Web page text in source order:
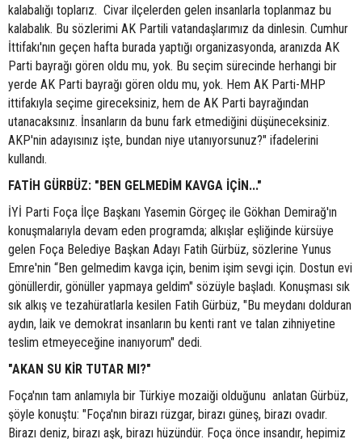
kalabalığı toplarız. Civar ilçelerden gelen insanlarla toplanmaz bu
kalabalık. Bu sözlerimi AK Partili vatandaşlarımız da dinlesin. Cumhur
İttifakı'nın geçen hafta burada yaptığı organizasyonda, aranızda AK
Parti bayrağı gören oldu mu, yok. Bu seçim sürecinde herhangi bir
yerde AK Parti bayrağı gören oldu mu, yok. Hem AK Parti-MHP
ittifakıyla seçime gireceksiniz, hem de AK Parti bayrağından
utanacaksınız. İnsanların da bunu fark etmediğini düşüneceksiniz.
AKP'nin adayısınız işte, bundan niye utanıyorsunuz?" ifadelerini
kullandı.
FATİH GÜRBÜZ: "BEN GELMEDİM KAVGA İÇİN..."
İYİ Parti Foça İlçe Başkanı Yasemin Görgeç ile Gökhan Demirağ'ın
konuşmalarıyla devam eden programda; alkışlar eşliğinde kürsüye
gelen Foça Belediye Başkan Adayı Fatih Gürbüz, sözlerine Yunus
Emre'nin “Ben gelmedim kavga için, benim işim sevgi için. Dostun evi
gönüllerdir, gönüller yapmaya geldim" sözüyle başladı. Konuşması sık
sık alkış ve tezahüratlarla kesilen Fatih Gürbüz, "Bu meydanı dolduran
aydın, laik ve demokrat insanların bu kenti rant ve talan zihniyetine
teslim etmeyeceğine inanıyorum" dedi.
"AKAN SU KİR TUTAR MI?"
Foça'nın tam anlamıyla bir Türkiye mozaiği olduğunu anlatan Gürbüz,
şöyle konuştu: "Foça'nın birazı rüzgar, birazı güneş, birazı ovadır.
Birazı deniz, birazı aşk, birazı hüzündür. Foça önce insandır, hepimiz